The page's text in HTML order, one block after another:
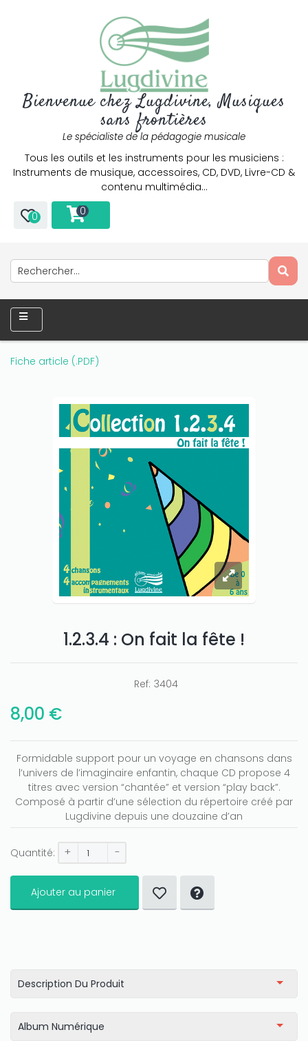
Bienvenue chez Lugdivine, Musiques
sans frontières
Le spécialiste de la pédagogie musicale
Tous les outils et les instruments pour les musiciens :
Instruments de musique, accessoires, CD, DVD, Livre-CD &
contenu multimédia…
0 0
Fiche article (.PDF)
1.2.3.4 : On fait la fête !
Ref: 3404
8,00 €
Formidable support pour un voyage en chansons dans
l’univers de l’imaginaire enfantin, chaque CD propose 4
titres avec version “chantée” et version “play back”.
Composé à partir d’une sélection du répertoire créé par
Lugdivine depuis une douzaine d’an
Quantité: + -
Ajouter au panier
Description Du Produit
Album Numérique